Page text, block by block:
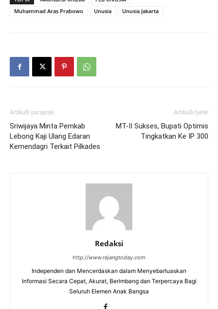
Muhammad Aras Prabowo
Unusia Unusia Jakarta
Artikulli paraprak
Sriwijaya Minta Pemkab
Lebong Kaji Ulang Edaran
Kemendagri Terkait Pilkades
Artikulli tjetër
MT-II Sukses, Bupati Optimis
Tingkatkan Ke IP 300
Redaksi
http://www.rejangtoday.com
Independen dan Mencerdaskan dalam Menyebarluaskan
Informasi Secara Cepat, Akurat, Berimbang dan Terpercaya Bagi
Seluruh Elemen Anak Bangsa